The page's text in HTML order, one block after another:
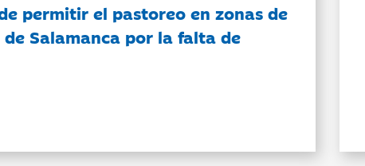
permitir el pastoreo en zonas de
de Salamanca por la falta de